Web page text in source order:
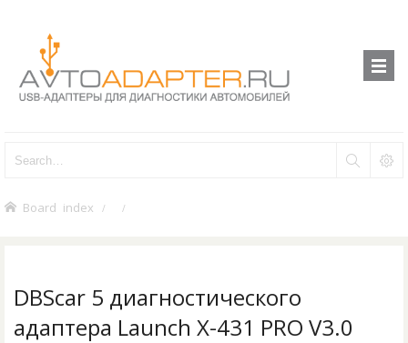
Board index
DBScar 5 диагностического
адаптера Launch X-431 PRO V3.0